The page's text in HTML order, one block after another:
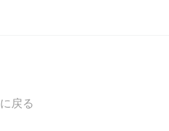
戻る